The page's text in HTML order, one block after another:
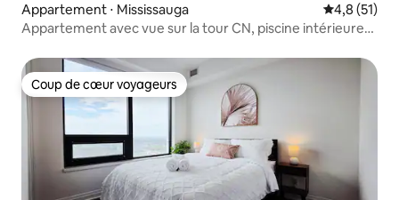
Appartement ⋅ Mississauga Évaluation
4,8 (51)
Appartement avec vue sur la tour CN, piscine intérieure
Coup de cœur voyageurs
Coup de cœur voyageurs